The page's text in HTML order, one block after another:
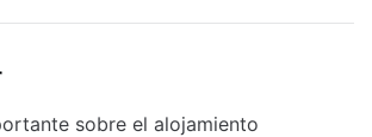
ruedas
de autos eléctricos
de actividades diario
sobre el alojamiento